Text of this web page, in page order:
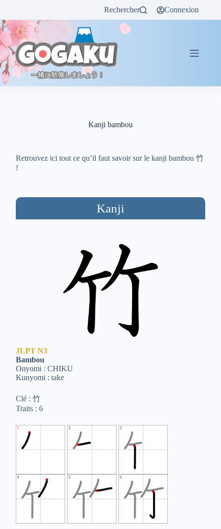
Rechercher Connexion
Kanji bambou
Retrouvez ici tout ce qu’il faut savoir sur le kanji bambou 竹
!
Kanji
JLPT N3
Bambou
Onyomi : CHIKU
Kunyomi : take
Clé : 竹
Traits : 6